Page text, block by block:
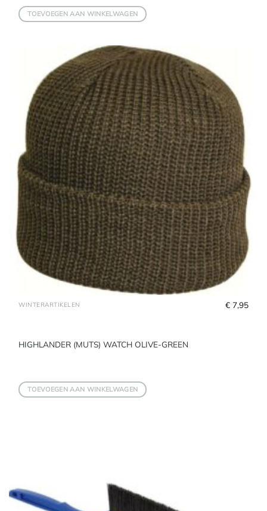
TOEVOEGEN AAN WINKELWAGEN
WINTERARTIKELEN
HIGHLANDER (MUTS) WATCH OLIVE-GREEN
€ 7,95
TOEVOEGEN AAN WINKELWAGEN